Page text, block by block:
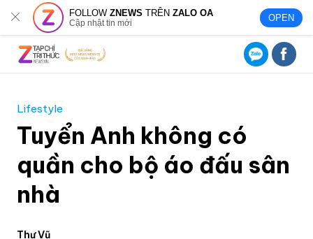
FOLLOWZNEWS TRÊNZALO OA
Cập nhật tin mới OPEN
Lifestyle
Tuyển Anh không có
quần cho bộ áo đấu sân
nhà
Thư Vũ